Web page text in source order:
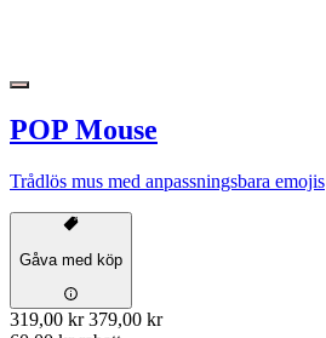
POP Mouse
Trådlös mus med anpassningsbara emojis
Gåva med köp
319,00 kr 379,00 kr